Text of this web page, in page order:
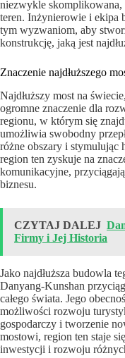
niezwykle skomplikowana,
teren. Inżynierowie i ekipa
tym wyzwaniom, aby
konstrukcję, jaką jest
Znaczenie najdłuższego
Najdłuższy most na
ogromne znaczenie dla
regionu, w którym się
umożliwia swobodny
różne obszary i stymulując
region ten zyskuje na
komunikacyjne,
biznesu.
CZYTAJ DALEJ
Firmy i Jej Historia
Jako najdłuższa budowla
Danyang-Kunshan
całego świata. Jego
możliwości rozwoju
gospodarczy i tworzenie
mostowi, region ten staje
inwestycji i rozwoju